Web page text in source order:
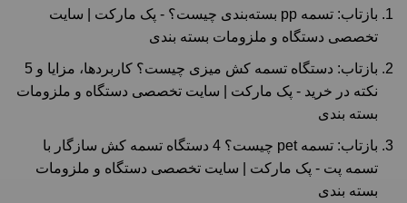
بازتاب:
تسمه pp بسته‌بندی چیست؟ - پک مارکت | سایت
تخصصی دستگاه و ملزومات بسته بندی
بازتاب:
دستگاه تسمه کش میزی چیست؟ کاربردها، مزایا و 5
نکته در خرید - پک مارکت | سایت تخصصی دستگاه و ملزومات
بسته بندی
بازتاب:
تسمه‌ pet چیست؟ 4 دستگاه تسمه کش سازگار با
تسمه پت - پک مارکت | سایت تخصصی دستگاه و ملزومات
بسته بندی